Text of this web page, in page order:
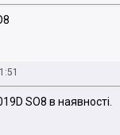
SO8 в нaявності.